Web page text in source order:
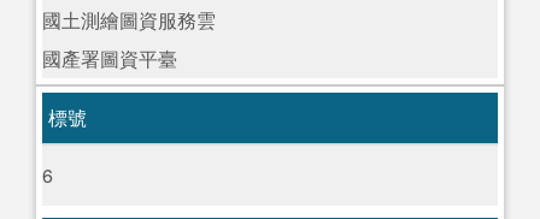
國土測繪圖資服務雲
國產署圖資平臺
標號
6